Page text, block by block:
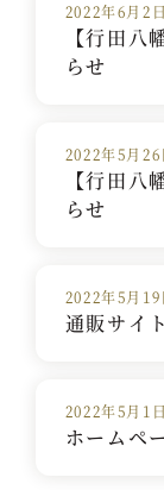
2022年6月2日
【行田八
らせ
2022年5月26
【行田八
らせ
2022年5月19
通販サイ
2022年5月1日
ホームペ